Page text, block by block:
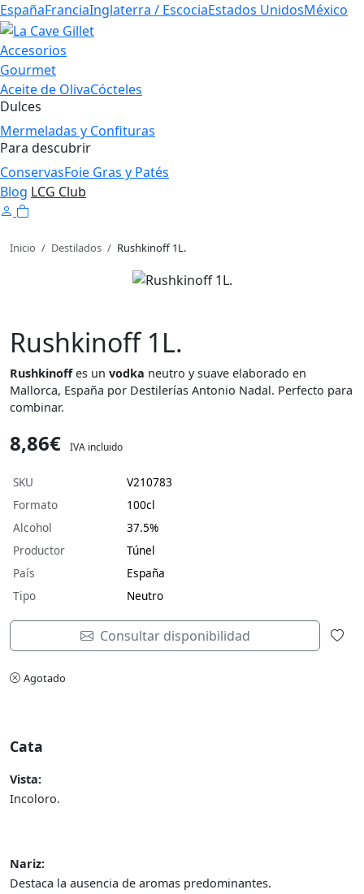
EspañaFranciaInglaterra / EscociaEstados UnidosMéxico
Accesorios
Gourmet
Aceite de OlivaCócteles
Dulces
Mermeladas y Confituras
Para descubrir
ConservasFoie Gras y Patés
Blog LCG Club
Inicio / Destilados / Rushkinoff 1L.
Rushkinoff 1L.
Rushkinoffes un vodka neutro y suave elaborado en
Mallorca, España por Destilerías Antonio Nadal. Perfecto para
combinar.
8,86€ IVA incluido
SKU
V210783
Formato
100cl
Alcohol
37.5%
Productor
Túnel
País
España
Tipo
Neutro
Consultar disponibilidad
Agotado
Cata
Vista:
Incoloro.
Nariz:
Destaca la ausencia de aromas predominantes.